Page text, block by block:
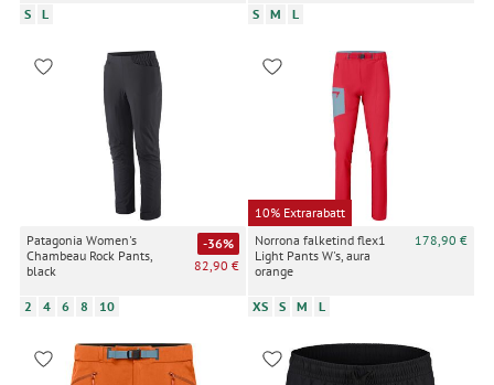
S L S M L
Patagonia Women's
Chambeau Rock Pants,
black
-36%
82,90 €
2 4 6 8 10
10% Extrarabatt
Norrona falketind flex1
Light Pants W's, aura
orange
178,90 €
XS S M L